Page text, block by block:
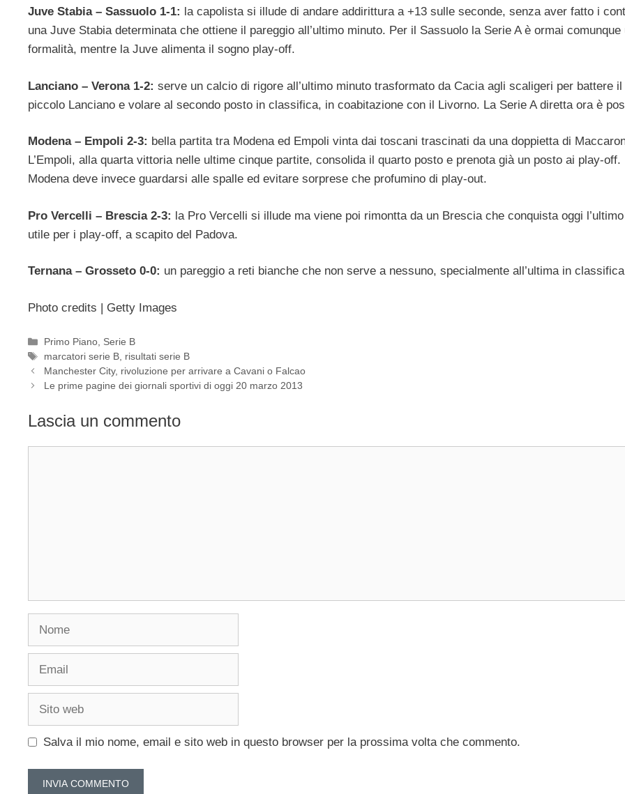
Juve Stabia – Sassuolo 1-1: la capolista si illude di andare addirittura a +13 sulle seconde, senza aver fatto i
una Juve Stabia determinata che ottiene il pareggio all’ultimo minuto. Per il Sassuolo la Serie A è ormai comunque
formalità, mentre la Juve alimenta il sogno play-off.
Lanciano – Verona 1-2: serve un calcio di rigore all’ultimo minuto trasformato da Cacia agli scaligeri per battere il
piccolo Lanciano e volare al secondo posto in classifica, in coabitazione con il Livorno. La Serie A diretta ora è
Modena – Empoli 2-3: bella partita tra Modena ed Empoli vinta dai toscani trascinati da una doppietta di
L’Empoli, alla quarta vittoria nelle ultime cinque partite, consolida il quarto posto e prenota già un posto ai play-off. Il
Modena deve invece guardarsi alle spalle ed evitare sorprese che profumino di play-out.
Pro Vercelli – Brescia 2-3: la Pro Vercelli si illude ma viene poi rimontta da un Brescia che conquista oggi
utile per i play-off, a scapito del Padova.
Ternana – Grosseto 0-0: un pareggio a reti bianche che non serve a nessuno, specialmente all’ultima in
Photo credits | Getty Images
Categorie
Primo Piano, Serie B
Tag
marcatori serie B, risultati serie B
Manchester City, rivoluzione per arrivare a Cavani o Falcao
Le prime pagine dei giornali sportivi di oggi 20 marzo 2013
Lascia un commento
Salva il mio nome, email e sito web in questo browser per la prossima volta che commento.